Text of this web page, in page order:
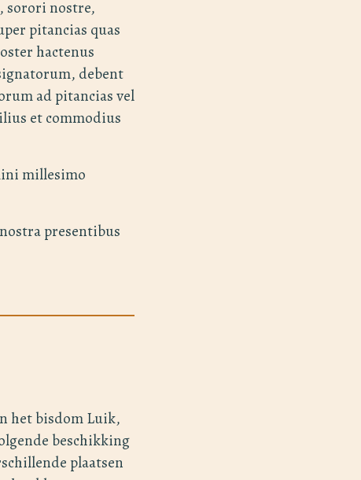
sorori nostre,
pitancias quas
hactenus
debent
ad pitancias vel
et commodius
millesimo
presentibus
het bisdom Luik,
beschikking
plaatsen